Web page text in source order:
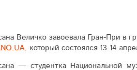
Величко завоевала Гран-При в
, который состоялся 13-14
— студентка Национальной